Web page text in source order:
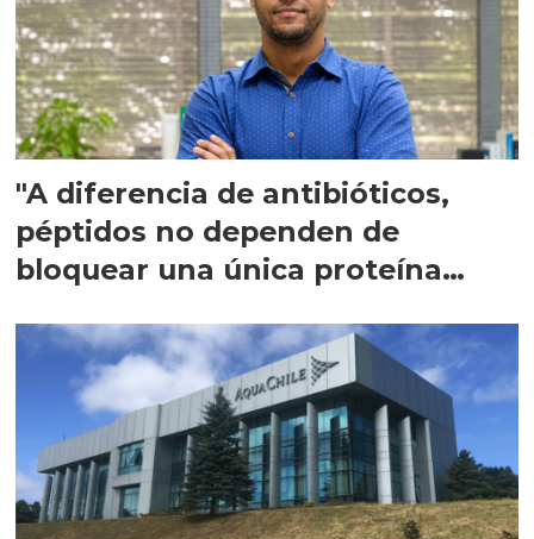
"A diferencia de antibióticos,
péptidos no dependen de
bloquear una única proteína